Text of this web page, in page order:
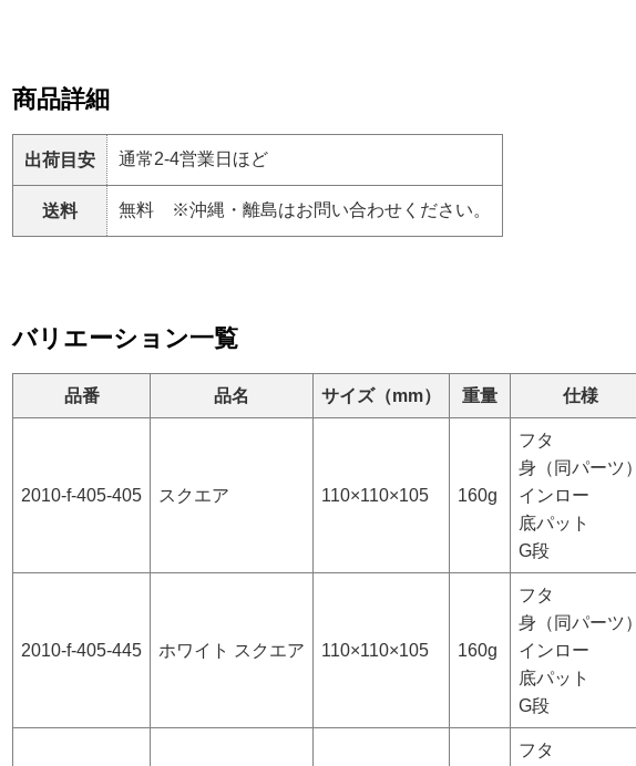
商品詳細
出荷目安 通常2-4営業日ほど
送料 無料 ※沖縄・離島はお問い合わせください。
バリエーション一覧
品番 品名 サイズ（mm） 重量 仕様
2010-f-405-405 スクエア 110×110×105 160g
フタ
身（同パーツ）
インロー
底パット
G段
2010-f-405-445 ホワイト スクエア 110×110×105 160g
フタ
身（同パーツ）
インロー
底パット
G段
フタ